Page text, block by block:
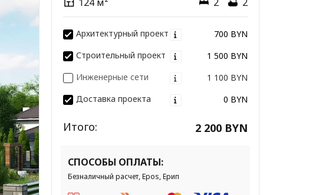
Архитектурный проект
700 BYN
Строительный проект
1 500 BYN
Инженерные сети
1 100 BYN
Доставка проекта
0 BYN
Итого: 2 200 BYN
СПОСОБЫ ОПЛАТЫ:
Безналичный расчет, Epos, Ерип